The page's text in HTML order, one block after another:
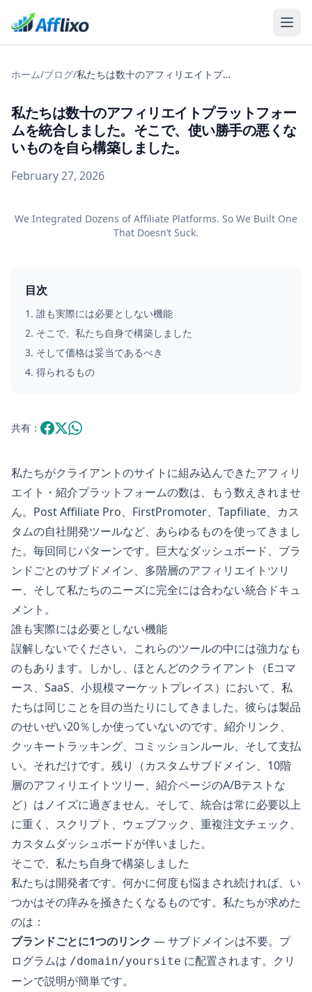
ホーム/ブログ/ 私たちは数十のアフィリエイトプラットフォームを統合しました。そこで、使い勝手の悪くないものを自ら構築しました。
私たちは数十のアフィリエイトプラットフォー
ムを統合しました。そこで、使い勝手の悪くな
いものを自ら構築しました。
February 27, 2026
We Integrated Dozens of Affiliate Platforms. So We Built One
That Doesn’t Suck.
目次
1 . 誰も実際には必要としない機能
2. そこで、私たち自身で構築しました
3. そして価格は妥当であるべき
4. 得られるもの
共有：
私たちがクライアントのサイトに組み込んできたアフィリ
エイト・紹介プラットフォームの数は、もう数えきれませ
ん。Post Affiliate Pro、FirstPromoter、Tapfiliate、カス
タムの自社開発ツールなど、あらゆるものを使ってきまし
た。毎回同じパターンです。巨大なダッシュボード、ブラ
ンドごとのサブドメイン、多階層のアフィリエイトツリ
ー、そして私たちのニーズに完全には合わない統合ドキュ
メント。
誰も実際には必要としない機能
誤解しないでください。これらのツールの中には強力なも
のもあります。しかし、ほとんどのクライアント（Eコマ
ース、SaaS、小規模マーケットプレイス）において、私
たちは同じことを目の当たりにしてきました。彼らは製品
のせいぜい20％しか使っていないのです。紹介リンク、
クッキートラッキング、コミッションルール、そして支払
い。それだけです。残り（カスタムサブドメイン、10階
層のアフィリエイトツリー、紹介ページのA/Bテストな
ど）はノイズに過ぎません。そして、統合は常に必要以上
に重く、スクリプト、ウェブフック、重複注文チェック、
カスタムダッシュボードが伴いました。
そこで、私たち自身で構築しました
私たちは開発者です。何かに何度も悩まされ続ければ、い
つかはその痒みを掻きたくなるものです。私たちが求めた
のは：
ブランドごとに1つのリンク — サブドメインは不要。プ
ログラムは /domain/yoursite に配置されます。クリ
ーンで説明が簡単です。